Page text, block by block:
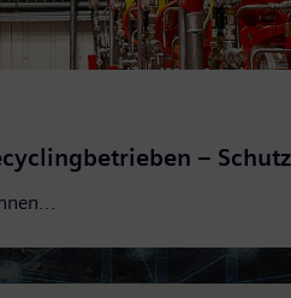
–
für eine ganzheitliche